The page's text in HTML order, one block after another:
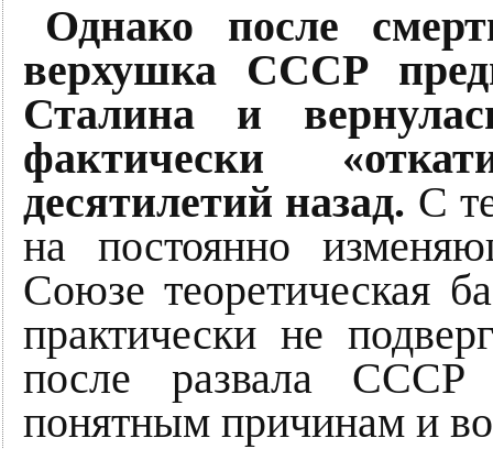
Однако после
верхушка СССР
Сталина и
фактически
десятилетий назад. С
на постоянно
Союзе теоретическая
практически не
после развала
понятным причинам и